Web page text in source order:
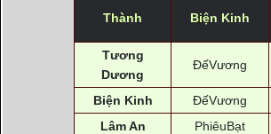
Thành Biện Kinh
Tương
Dương
ĐếVương
Biện Kinh ĐếVương
Lâm An
PhiêuBạt